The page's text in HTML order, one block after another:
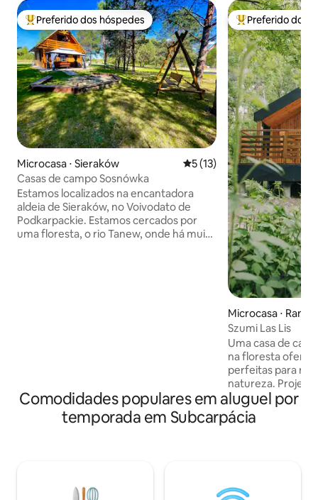
Entre os melhores preferidos dos hóspedes
Preferido dos hóspedes
Microcasa ⋅ Sieraków 5 de uma avaliação média
5 (13)
Casas de campo Sosnówka
Estamos localizados na encantadora
aldeia de Sieraków, no Voivodato de
Podkarpackie. Estamos cercados por
uma floresta, o rio Tanew, onde há muito
Entre os
Preferido dos
Microcasa ⋅
Szumi Las Lis
Uma casa de
na floresta
perfeitas para
natureza.
minimalista, com
proporcionando
floresta. A casa
churrasqueira e
Comodidades populares em aluguel por
temporada em Subcarpácia